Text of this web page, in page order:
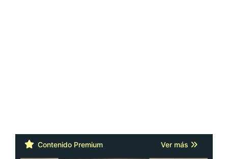
Contenido Premium Ver más